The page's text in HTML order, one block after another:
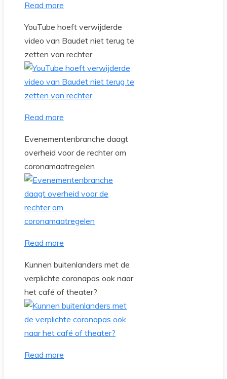
Read more
YouTube hoeft verwijderde
video van Baudet niet terug te
zetten van rechter
Read more
Evenementenbranche daagt
overheid voor de rechter om
coronamaatregelen
Read more
Kunnen buitenlanders met de
verplichte coronapas ook naar
het café of theater?
Read more